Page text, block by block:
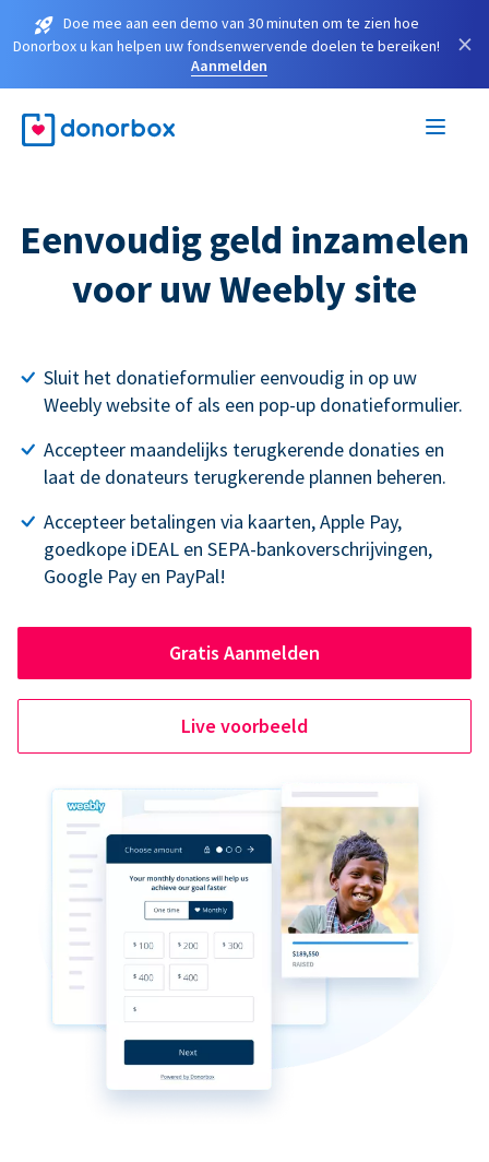
Doe mee aan een demo van 30 minuten om te zien hoe
Donorbox u kan helpen uw fondsenwervende doelen te bereiken!
Aanmelden
×
Eenvoudig geld inzamelen
voor uw Weebly site
Sluit het donatieformulier eenvoudig in op uw
Weebly website of als een pop-up donatieformulier.
Accepteer maandelijks terugkerende donaties en
laat de donateurs terugkerende plannen beheren.
Accepteer betalingen via kaarten, Apple Pay,
goedkope iDEAL en SEPA-bankoverschrijvingen,
Google Pay en PayPal!
Gratis Aanmelden
Live voorbeeld